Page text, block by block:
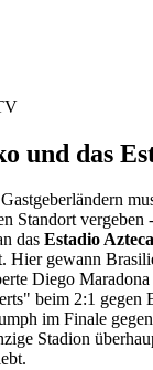
und das
Standort vergeben
das Estadio Azteca
Hier gewann
Diego
beim 2:1 gegen
im Finale
Stadion